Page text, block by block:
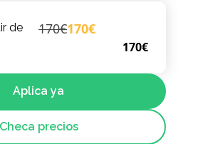
de
170€
170€170€
Aplica ya
Checa precios